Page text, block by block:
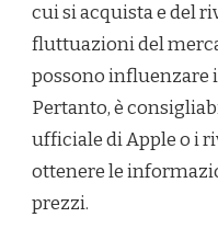
cui si acquista e del
fluttuazioni del
possono influenzare
Pertanto, è
ufficiale di Apple o i
ottenere le
prezzi.